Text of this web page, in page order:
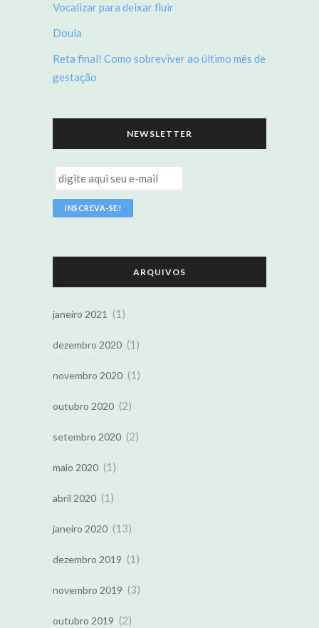
Vocalizar para deixar fluir
Doula
Reta final! Como sobreviver ao último mês de
gestação
NEWSLETTER
ARQUIVOS
janeiro 2021 (1)
dezembro 2020 (1)
novembro 2020 (1)
outubro 2020 (2)
setembro 2020 (2)
maio 2020 (1)
abril 2020 (1)
janeiro 2020 (13)
dezembro 2019 (1)
novembro 2019 (3)
outubro 2019 (2)